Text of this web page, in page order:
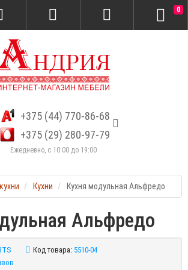
+375 (44) 770-86-68
+375 (29) 280-97-79
Ежедневно, с 10:00 до 19:00
0
Кухни Кухня модульная Альфредо
Альфредо
Код товара: 5510-04